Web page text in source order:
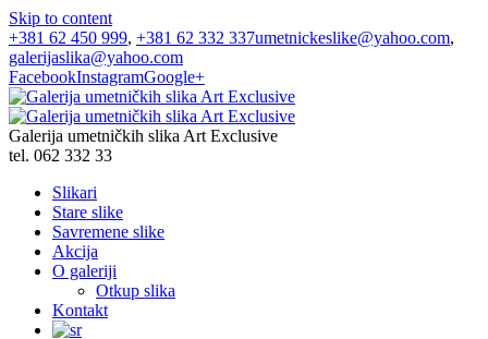
Skip to content
+381 62 450 999, +381 62 332 337umetnickeslike@yahoo.com,
galerijaslika@yahoo.com
FacebookInstagramGoogle+
Galerija umetničkih slika Art Exclusive
tel. 062 332 33
Slikari
Stare slike
Savremene slike
Akcija
O galeriji
Otkup slika
Kontakt